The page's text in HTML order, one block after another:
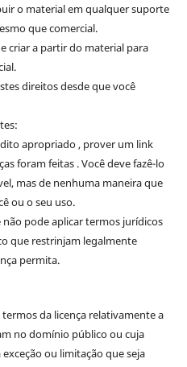
o material em qualquer suporte
que comercial.
criar a partir do material para
direitos desde que você
apropriado , prover um link
foram feitas . Você deve fazê-lo
mas de nenhuma maneira que
ou o seu uso.
pode aplicar termos jurídicos
que restrinjam legalmente
permita.
da licença relativamente a
no domínio público ou cuja
ou limitação que seja